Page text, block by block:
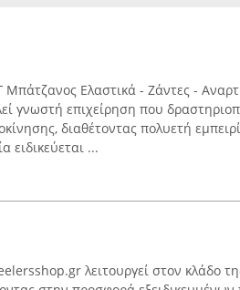
Μπάτζανος Ελαστικά - Ζάντες -
γνωστή επιχείρηση που
διαθέτοντας πολυετή
ειδικεύεται ...
λειτουργεί στον κλάδο